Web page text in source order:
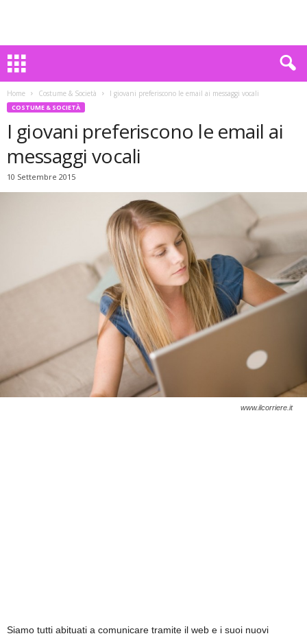
Home Costume & Società I giovani preferiscono le email ai messaggi vocali
COSTUME & SOCIETÀ
I giovani preferiscono le email ai
messaggi vocali
10 Settembre 2015
www.ilcorriere.it
Siamo tutti abituati a comunicare tramite il web e i suoi nuovi